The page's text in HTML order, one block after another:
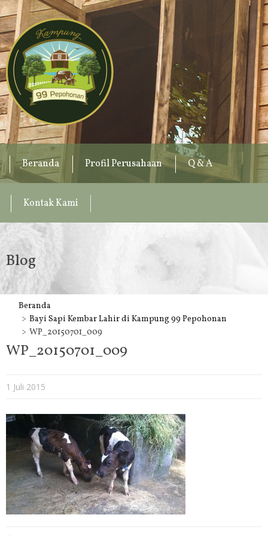
Beranda Profil Perusahaan Q & A
Kontak Kami
Blog
Beranda
Bayi Sapi Kembar Lahir di Kampung 99 Pepohonan
WP_20150701_009
WP_20150701_009
1 Juli 2015